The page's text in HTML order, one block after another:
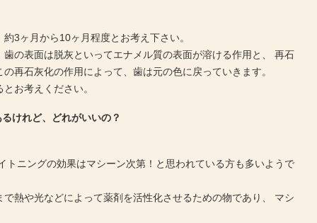
3ヶ月から10ヶ月程度とお考え下さい。
の表面は脱灰といってエナメル質の表面が溶ける作用と、 再石
再石灰化の作用によって、歯は元の色に戻っていきます。
お考えください。
けれど、どれがいいの？
ニングの効果はマシーン次第！と思われている方も多いようで
熱や光などによって薬剤を活性化させるための物であり、 マシ